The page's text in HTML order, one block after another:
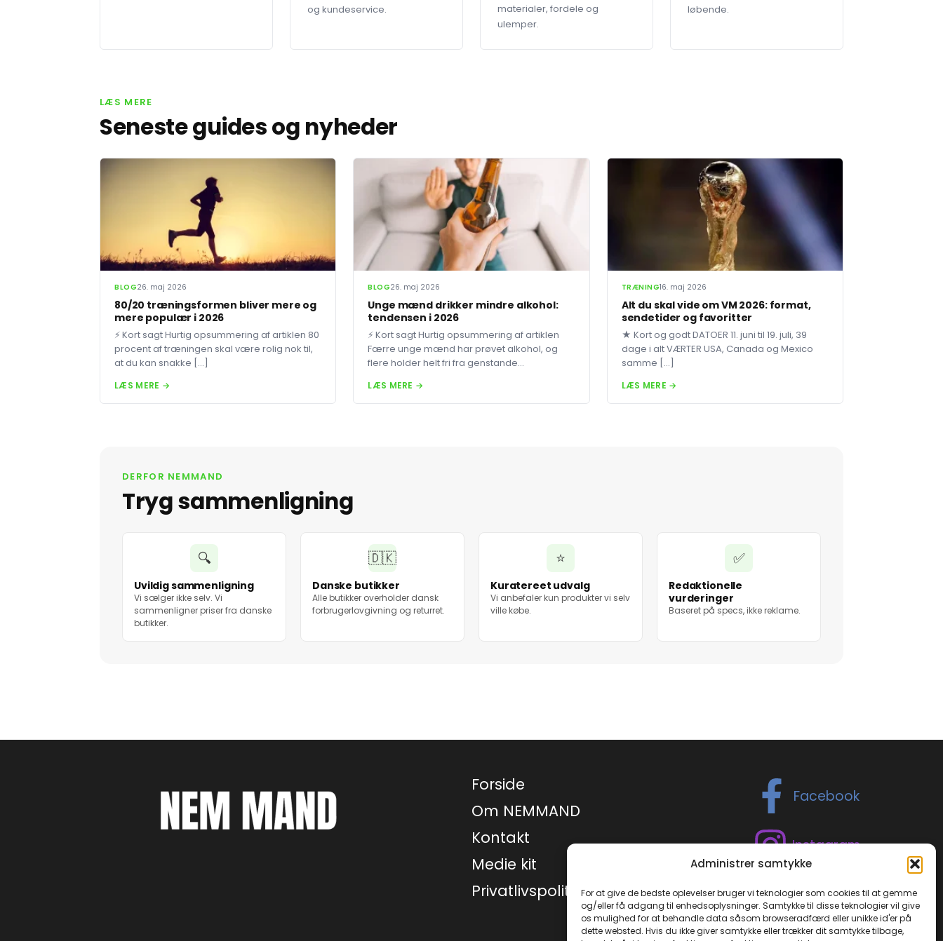
Administrer samtykke
For at give de bedste oplevelser bruger vi teknologier som cookies til at gemme
og/eller få adgang til enhedsoplysninger. Samtykke til disse teknologier vil give
os mulighed for at behandle data såsom browseradfærd eller unikke id'er på
dette websted. Hvis du ikke giver samtykke eller trækker dit samtykke tilbage,
og kundeservice.
materialer, fordele og
ulemper.
løbende.
LÆS MERE
Seneste guides og nyheder
BLOG26. maj 2026
80/20 træningsformen bliver mere og
mere populær i 2026
⚡ Kort sagt Hurtig opsummering af artiklen 80
procent af træningen skal være rolig nok til,
at du kan snakke […]
LÆS MERE →
BLOG26. maj 2026
Unge mænd drikker mindre alkohol:
tendensen i 2026
⚡ Kort sagt Hurtig opsummering af artiklen
Færre unge mænd har prøvet alkohol, og
flere holder helt fri fra genstande...
LÆS MERE →
TRÆNING16. maj 2026
Alt du skal vide om VM 2026: format,
sendetider og favoritter
★ Kort og godt DATOER 11. juni til 19. juli, 39
dage i alt VÆRTER USA, Canada og Mexico
samme […]
LÆS MERE →
DERFOR NEMMAND
Tryg sammenligning
🔍
Uvildig sammenligning
Vi sælger ikke selv. Vi
sammenligner priser fra danske
butikker.
🇩🇰
Danske butikker
Alle butikker overholder dansk
forbrugerlovgivning og returret.
⭐
Kuratereet udvalg
Vi anbefaler kun produkter vi selv
ville købe.
✅
Redaktionelle
vurderinger
Baseret på specs, ikke reklame.
Forside
Om NEMMAND
Kontakt
Medie kit
Privatlivspolitik
Facebook
Instagram
TikTok